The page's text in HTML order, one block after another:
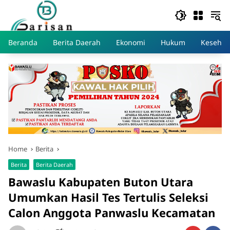
content
Beranda
Berita Daerah Ekonomi Hukum
Home Berita
Berita Berita Daerah
Bawaslu Kabupaten Buton Utara
Umumkan Hasil Tes Tertulis Seleksi
Calon Anggota Panwaslu Kecamatan